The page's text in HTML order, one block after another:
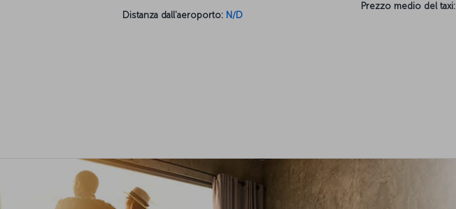
Distanza dall'aeroporto: N/D
Prezzo medio del taxi: